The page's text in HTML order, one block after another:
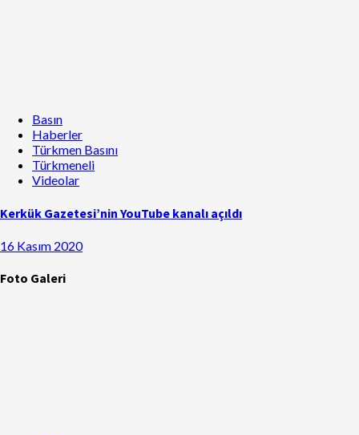
Basın
Haberler
Türkmen Basını
Türkmeneli
Videolar
Kerkük Gazetesi’nin YouTube kanalı açıldı
16 Kasım 2020
Foto Galeri